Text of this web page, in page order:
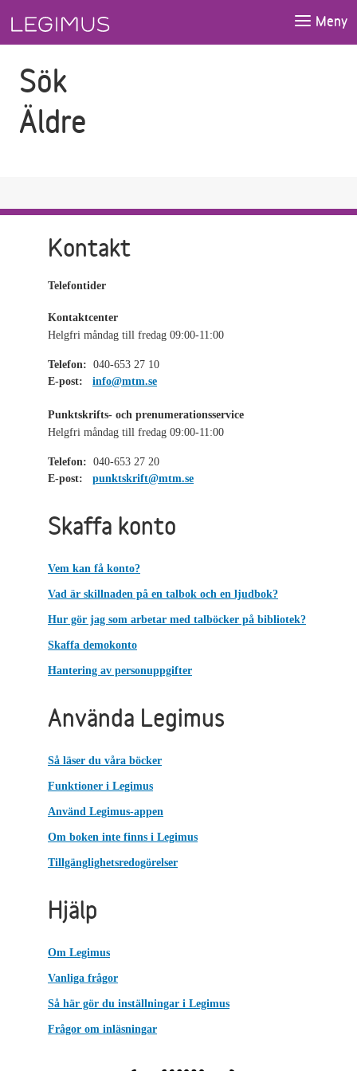
Meny
Sök
Äldre
Kontakt
Telefontider
Kontaktcenter
Helgfri måndag till fredag 09:00-11:00
Telefon: 040-653 27 10
E-post:
info@mtm.se
Punktskrifts- och prenumerationsservice
Helgfri måndag till fredag 09:00-11:00
Telefon: 040-653 27 20
E-post:
punktskrift@mtm.se
Skaffa konto
Vem kan få konto?
Vad är skillnaden på en talbok och en ljudbok?
Hur gör jag som arbetar med talböcker på bibliotek?
Skaffa demokonto
Hantering av personuppgifter
Använda Legimus
Så läser du våra böcker
Funktioner i Legimus
Använd Legimus-appen
Om boken inte finns i Legimus
Tillgänglighetsredogörelser
Hjälp
Om Legimus
Vanliga frågor
Så här gör du inställningar i Legimus
Frågor om inläsningar